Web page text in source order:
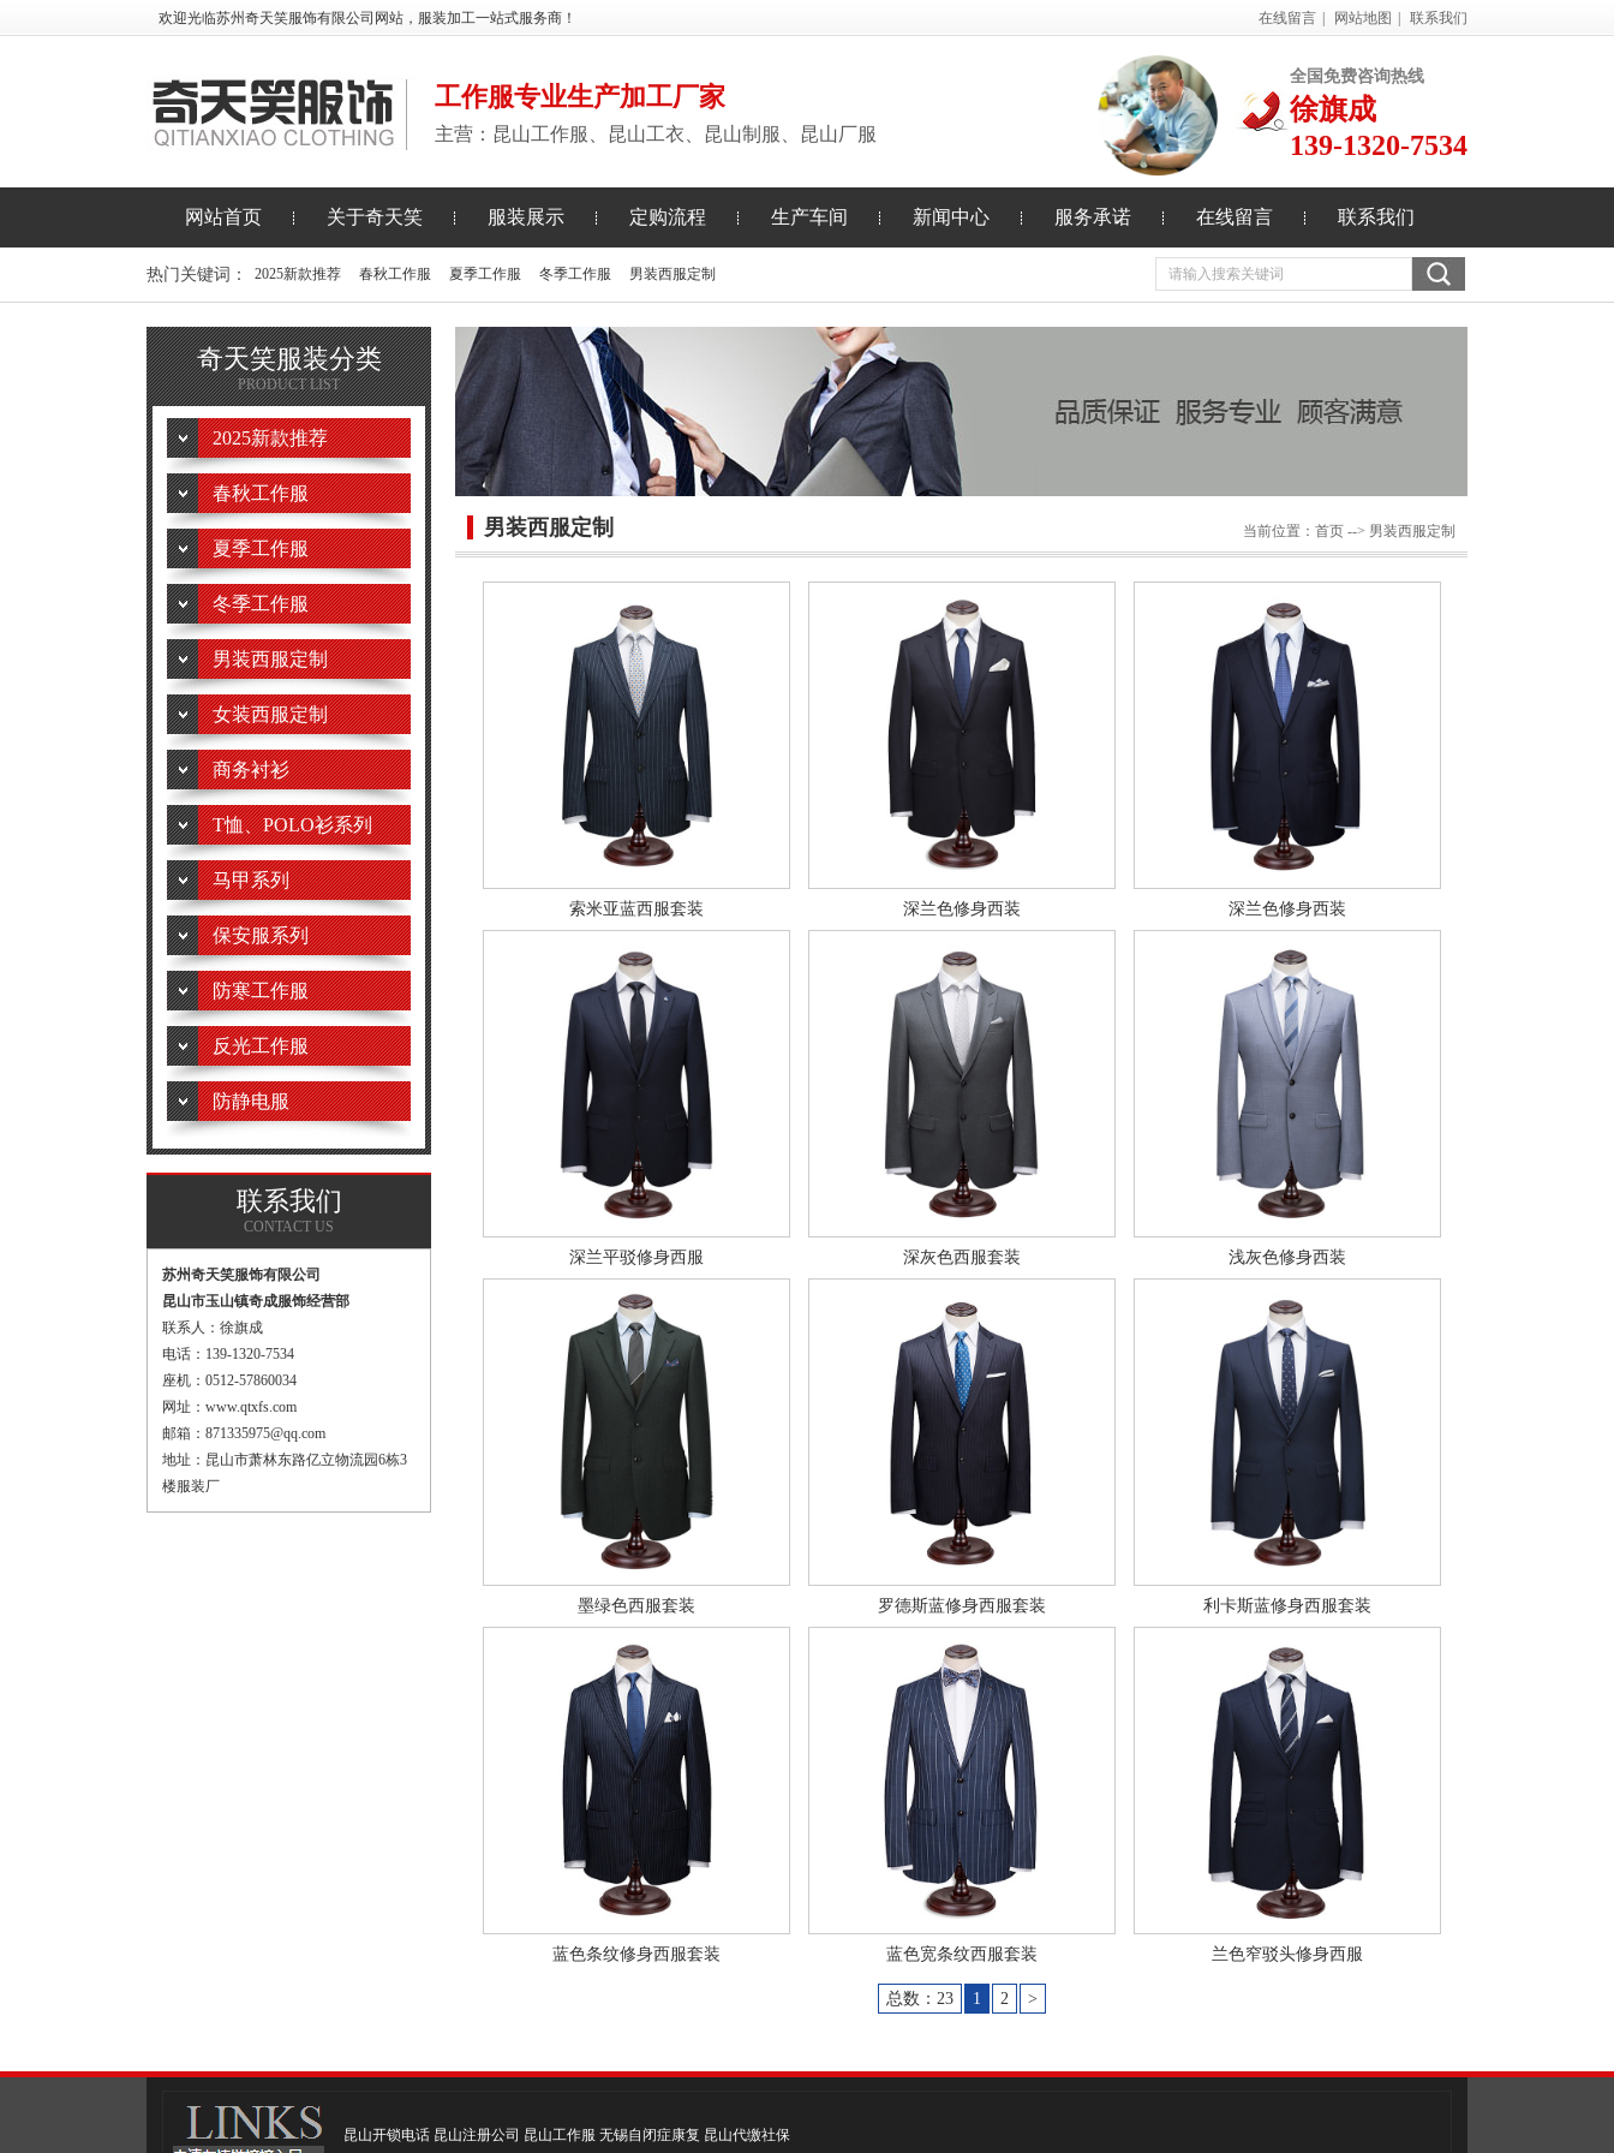
欢迎光临苏州奇天笑服饰有限公司网站，服装加工一站式服务商！ 在线留言 网站地图 联系我们
工作服专业生产加工厂家
主营：昆山工作服、昆山工衣、昆山制服、昆山厂服
全国免费咨询热线
徐旗成
139-1320-7534
网站首页 关于奇天笑 服装展示 定购流程 生产车间 新闻中心 服务承诺 在线留言 联系我们
热门关键词： 2025新款推荐 春秋工作服 夏季工作服 冬季工作服 男装西服定制
奇天笑服装分类
PRODUCT LIST
2025新款推荐
春秋工作服
夏季工作服
冬季工作服
男装西服定制
女装西服定制
商务衬衫
T恤、POLO衫系列
马甲系列
保安服系列
防寒工作服
反光工作服
防静电服
联系我们
CONTACT US
苏州奇天笑服饰有限公司
昆山市玉山镇奇成服饰经营部
联系人：徐旗成
电话：139-1320-7534
座机：0512-57860034
网址：www.qtxfs.com
邮箱：871335975@qq.com
地址：昆山市萧林东路亿立物流园6栋3
楼服装厂
男装西服定制 当前位置： 首页 --> 男装西服定制
索米亚蓝西服套装 深兰色修身西装 深兰色修身西装
深兰平驳修身西服 深灰色西服套装 浅灰色修身西装
墨绿色西服套装 罗德斯蓝修身西服套装 利卡斯蓝修身西服套装
蓝色条纹修身西服套装 蓝色宽条纹西服套装 兰色窄驳头修身西服
总数：23 1 2 >
昆山开锁电话 昆山注册公司 昆山工作服 无锡自闭症康复 昆山代缴社保